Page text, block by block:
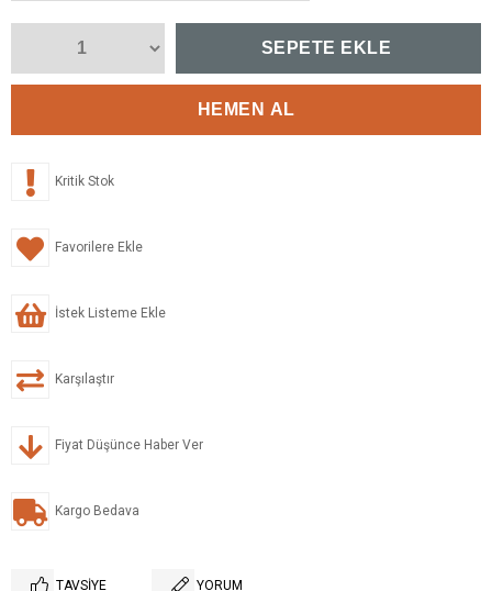
Kritik Stok
Favorilere Ekle
İstek Listeme Ekle
Karşılaştır
Fiyat Düşünce Haber Ver
Kargo Bedava
TAVSIYE YORUM